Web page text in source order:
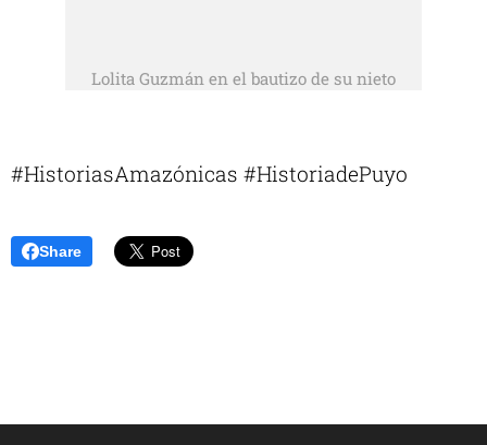
Lolita Guzmán en el bautizo de su nieto
#HistoriasAmazónicas #HistoriadePuyo
Share